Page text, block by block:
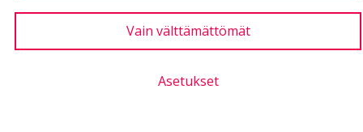
Vain välttämättömät
Asetukset
LUONTIAIKA
MESSUPUISTON AIDATUN